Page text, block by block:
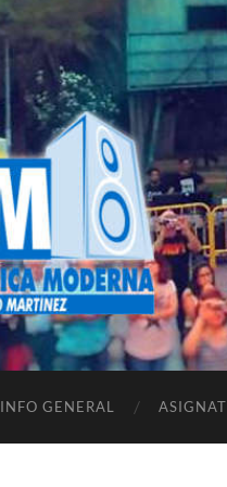
INFO GENERAL